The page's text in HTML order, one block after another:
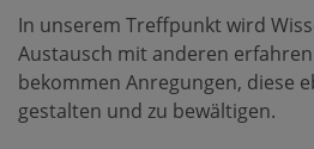
In unserem Treffpunkt wird
Austausch mit anderen
bekommen Anregungen, diese
gestalten und zu bewältigen.